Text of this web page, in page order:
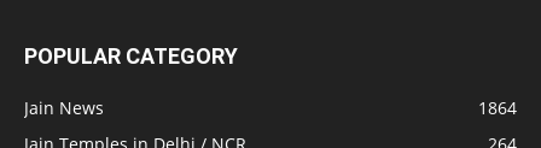
POPULAR CATEGORY
Jain News
1864